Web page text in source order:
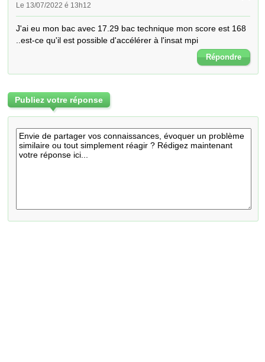
Le 13/07/2022 é 13h12
J'ai eu mon bac avec 17.29 bac technique mon score est 168
..est-ce qu'il est possible d'accélérer à l'insat mpi
Répondre
Publiez votre réponse